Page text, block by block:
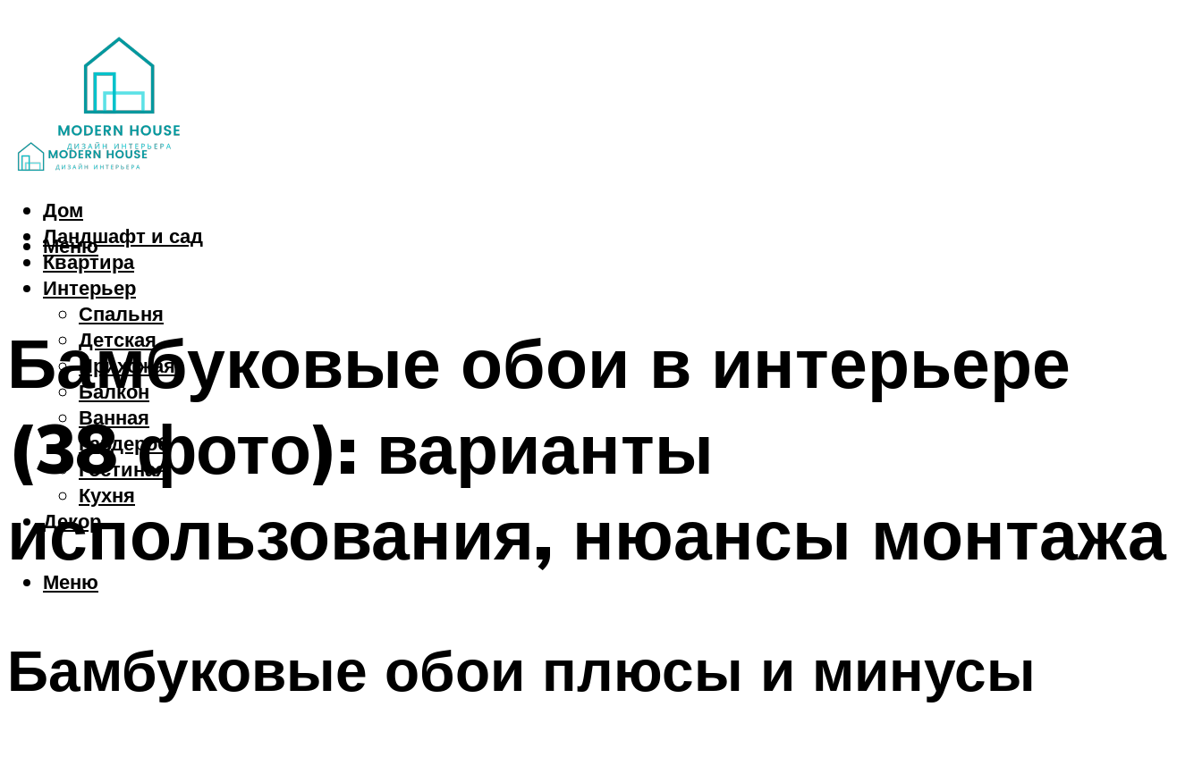
Дом
Ландшафт и сад
Квартира
Интерьер
Спальня
Детская
Прихожая
Балкон
Ванная
Гардероб
Гостиная
Кухня
Декор
Меню
Меню
Бамбуковые обои в интерьере
(38 фото): варианты
использования, нюансы монтажа
Бамбуковые обои плюсы и минусы